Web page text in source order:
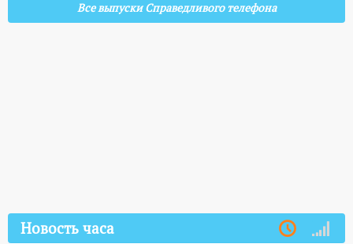
Все выпуски Справедливого телефона
Новость часа